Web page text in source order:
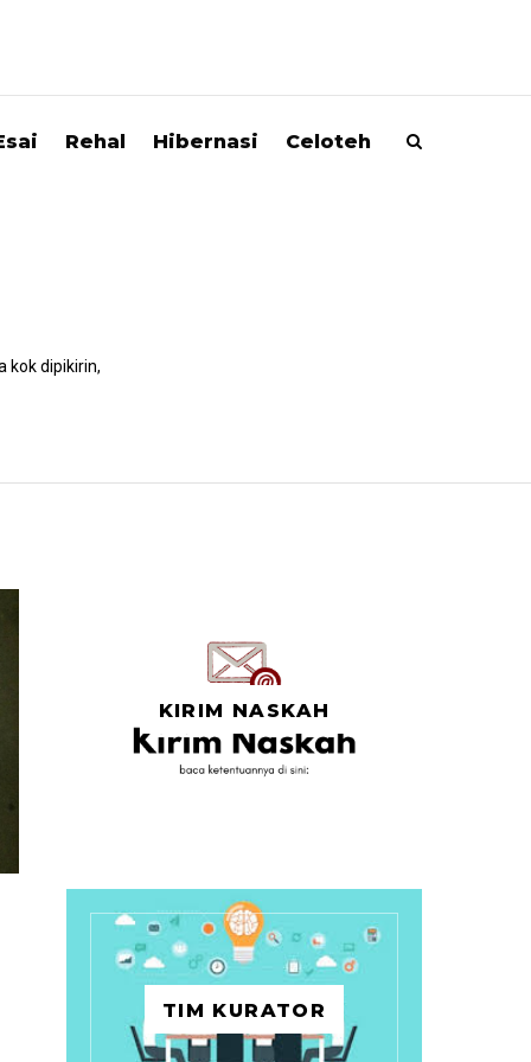
Rehal Hibernasi Celoteh
kok dipikirin,
KIRIM NASKAH
TIM KURATOR